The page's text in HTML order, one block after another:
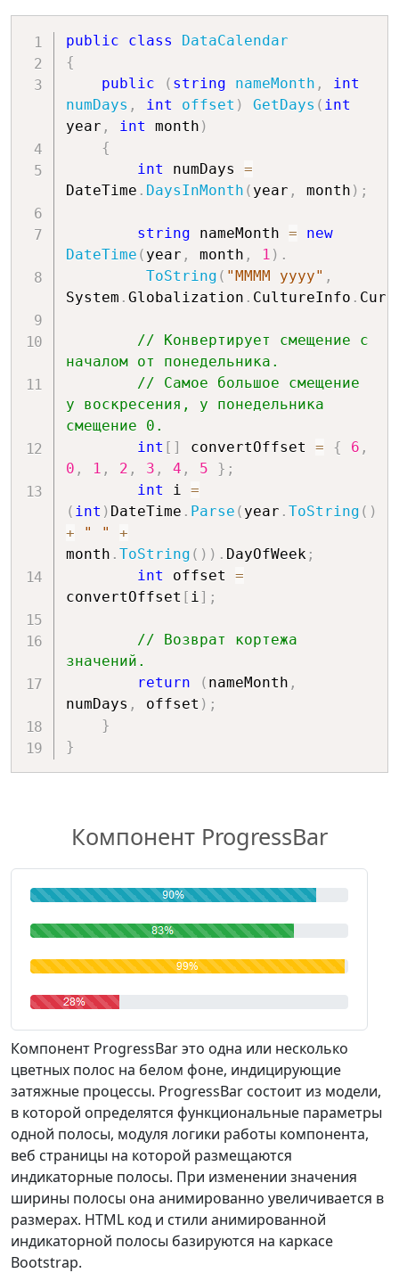
public class
DataCalendar
{
public
( string nameMonth ,
int
numDays , int offset ) GetDays ( int
year , int month )
{
int numDays =
DateTime . DaysInMonth ( year , month ) ;
string nameMonth =
new
DateTime ( year , month , 1 ) .
ToString ( "MMMM yyyy" ,
System . Globalization . CultureInfo .
// Конвертирует смещение с
началом от понедельника.
// Самое большое смещение
у воскресения, у понедельника
смещение 0.
int [ ] convertOffset = { 6 ,
0 , 1 , 2 , 3 , 4 , 5 } ;
int i =
( int ) DateTime . Parse ( year . ToString ( )
+
" "
+
month . ToString ( ) ) . DayOfWeek;
int offset =
convertOffset [ i] ;
// Возврат кортежа
значений.
return
( nameMonth ,
numDays , offset ) ;
}
}
Компонент ProgressBar
Компонент ProgressBar это одна или несколько
цветных полос на белом фоне, индицирующие
затяжные процессы. ProgressBar состоит из модели,
в которой определятся функциональные параметры
одной полосы, модуля логики работы компонента,
веб страницы на которой размещаются
индикаторные полосы. При изменении значения
ширины полосы она анимированно увеличивается в
размерах. HTML код и стили анимированной
индикаторной полосы базируются на каркасе
Bootstrap.